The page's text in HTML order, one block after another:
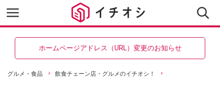
ホームページアドレス（URL）変更のお知らせ
グルメ・食品 飲食チェーン店・グルメのイチオシ！